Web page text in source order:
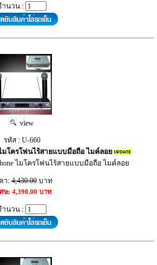
ำนวน :
view
รหัส : U-660
ไมโครโฟนไร้สายแบบมือถือ ไมค์ลอย
ไมโครโฟนไร้สายแบบมือถือ ไมค์ลอย
า: 4,430.00 บาท
ษ: 4,390.00 บาท
ำนวน :